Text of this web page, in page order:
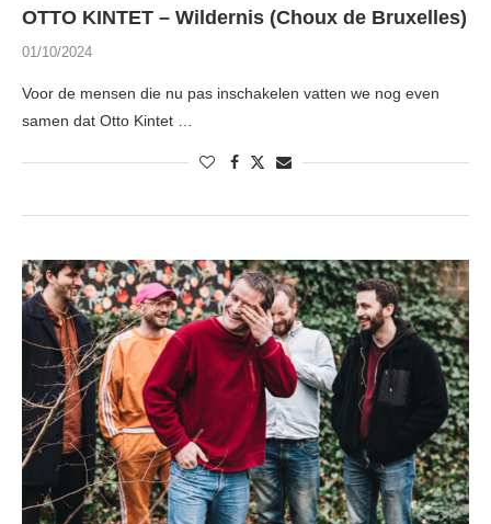
OTTO KINTET – Wildernis (Choux de Bruxelles)
01/10/2024
Voor de mensen die nu pas inschakelen vatten we nog even
samen dat Otto Kintet …